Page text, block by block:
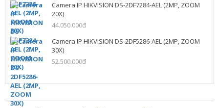
Camera IP HIKVISION DS-2DF7284-AEL (2MP, ZOOM
20X)
44.050.000đ
Camera IP HIKVISION DS-2DF5286-AEL (2MP, ZOOM
30X)
52.500.000đ